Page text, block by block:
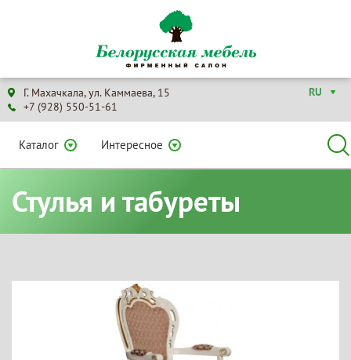
Г. Махачкала, ул. Каммаева, 15
+7 (928) 550-51-61
RU
Каталог Интересное
Стулья и табуреты